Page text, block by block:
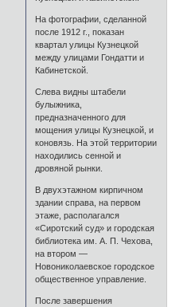
На фотографии, сделанной
после 1912 г., показан
квартал улицы Кузнецкой
между улицами Гондатти и
Кабинетской.
Слева видны штабели
булыжника,
предназначенного для
мощения улицы Кузнецкой, и
коновязь. На этой территории
находились сенной и
дровяной рынки.
В двухэтажном кирпичном
здании справа, на первом
этаже, располагался
«Сиротский суд» и городская
библиотека им. А. П. Чехова,
на втором —
Новониколаевское городское
общественное управление.
После завершения